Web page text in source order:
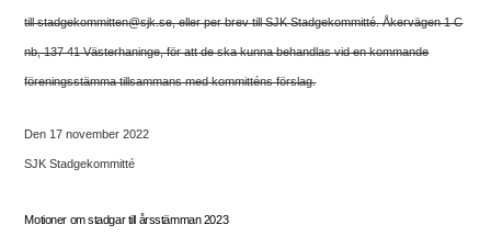
till stadgekommitten@sjk.se, eller per brev till SJK Stadgekommitté. Åkervägen 1 C
nb, 137 41 Västerhaninge, för att de ska kunna behandlas vid en kommande
föreningsstämma tillsammans med kommitténs förslag.
Den 17 november 2022
SJK Stadgekommitté
Motioner om stadgar till årsstämman 2023